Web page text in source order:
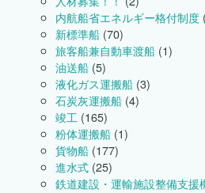
内航船省エネルギー格付制度
新標準船 (70)
旅客船兼自動車渡船 (1)
油送船 (5)
液化ガス運搬船 (3)
石炭灰運搬船 (4)
竣工 (165)
粉体運搬船 (1)
貨物船 (177)
進水式 (25)
鉄道建設・運輸施設整備支援